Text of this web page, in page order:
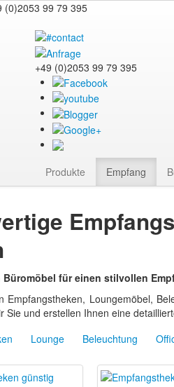
(0)2053 99 79 395
+49 (0)2053 99 79 395
Produkte Empfang
Büromöbel für einen stilvollen
Empfangstheken, Loungemöbel,
Sie und erstellen Ihnen eine
Lounge Beleuchtung